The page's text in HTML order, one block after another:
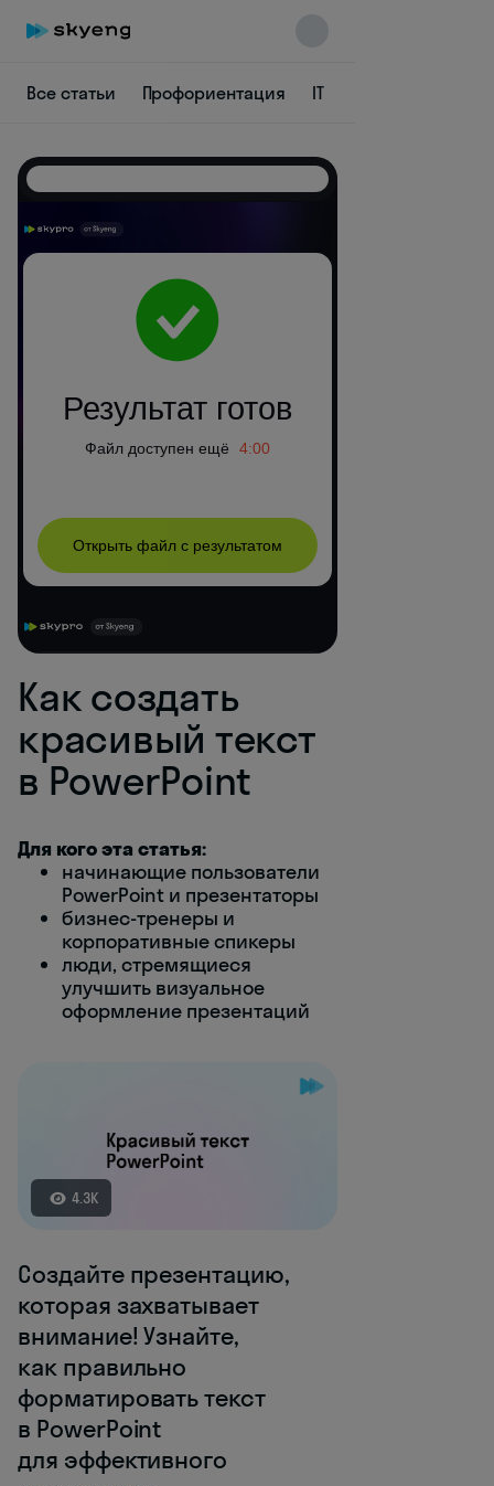
Все статьи Профориентация IT
Как создать
красивый текст
в PowerPoint
Для кого эта статья:
начинающие пользователи
PowerPoint и презентаторы
бизнес-тренеры и
корпоративные спикеры
люди, стремящиеся
улучшить визуальное
оформление презентаций
4.3K
Создайте презентацию,
которая захватывает
внимание! Узнайте,
как правильно
форматировать текст
в PowerPoint
для эффективного
Skyeng Chat